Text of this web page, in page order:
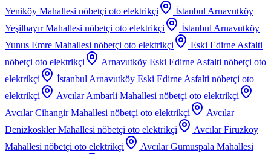
Yeniköy Mahallesi nöbetçi oto elektrikçi
İstanbul Arnavutköy
Yeşilbayır Mahallesi nöbetçi oto elektrikçi
İstanbul Arnavutköy
Yunus Emre Mahallesi nöbetçi oto elektrikçi
Eski Edirne Asfalti
nöbetçi oto elektrikçi
Arnavutköy Eski Edirne Asfalti nöbetçi oto
elektrikçi
İstanbul Arnavutköy Eski Edirne Asfalti nöbetçi oto
elektrikçi
Avcılar Ambarli Mahallesi nöbetçi oto elektrikçi
Avcılar Cihangir Mahallesi nöbetçi oto elektrikçi
Avcılar
Denizkoskler Mahallesi nöbetçi oto elektrikçi
Avcılar Firuzkoy
Mahallesi nöbetçi oto elektrikçi
Avcılar Gumuspala Mahallesi